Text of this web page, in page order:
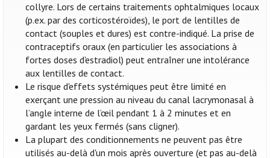
collyre. Lors de certains traitements ophtalmiques locaux
(p.ex. par des corticostéroïdes), le port de lentilles de
contact (souples et dures) est contre-indiqué. La prise de
contraceptifs oraux (en particulier les associations à
fortes doses d'estradiol) peut entraîner une intolérance
aux lentilles de contact.
Le risque d'effets systémiques peut être limité en
exerçant une pression au niveau du canal lacrymonasal à
l’angle interne de l’œil pendant 1 à 2 minutes et en
gardant les yeux fermés (sans cligner).
La plupart des conditionnements ne peuvent pas être
utilisés au-delà d'un mois après ouverture (et pas au-delà